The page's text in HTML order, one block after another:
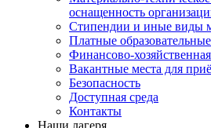
оснащенность
Стипендии и иные виды
Платные
Финансово-
Вакантные места для
Безопасность
Доступная среда
Контакты
Наши лагеря